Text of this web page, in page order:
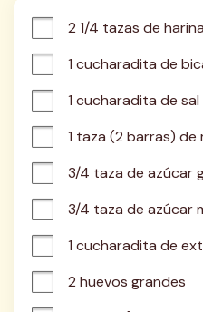
2 1/4 tazas de
1 cucharadita de
1 cucharadita de sal
1 taza (2 barras) de
3/4 taza de azúcar
3/4 taza de azúcar
1 cucharadita de
2 huevos grandes